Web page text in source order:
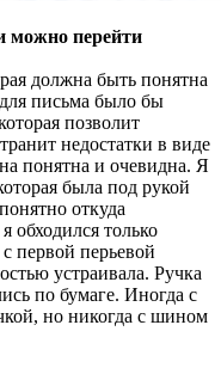
можно перейти
должна быть понятна
письма было бы
позволит
недостатки в виде
понятна и очевидна. Я
была под рукой
откуда
обходился только
первой перьевой
устраивала. Ручка
по бумаге. Иногда с
но никогда с шином